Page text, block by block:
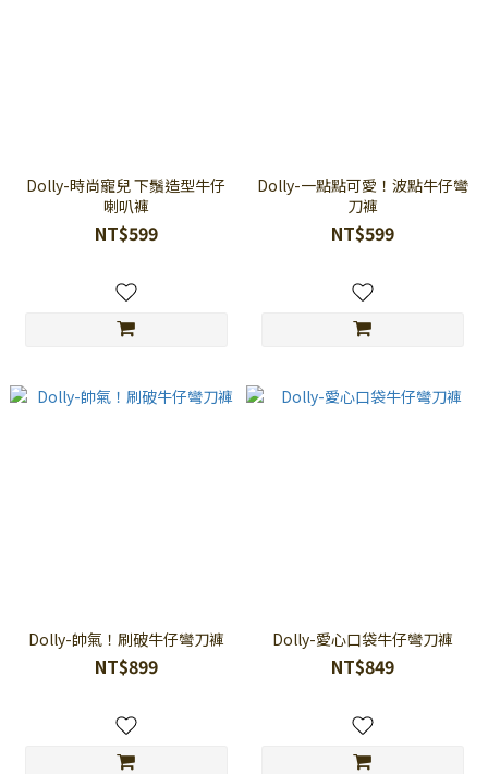
Dolly-時尚寵兒 下鬚造型牛仔
喇叭褲
NT$599
Dolly-一點點可愛！波點牛仔彎
刀褲
NT$599
Dolly-帥氣！刷破牛仔彎刀褲
NT$899
Dolly-愛心口袋牛仔彎刀褲
NT$849